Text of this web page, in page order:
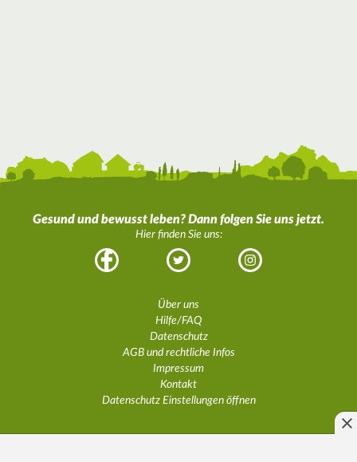
Gesund und bewusst leben? Dann folgen Sie uns jetzt.
Hier finden Sie uns:
Facebook Twitter Instagram
Über uns
Hilfe/FAQ
Datenschutz
AGB und rechtliche Infos
Impressum
Kontakt
Datenschutz Einstellungen öffnen